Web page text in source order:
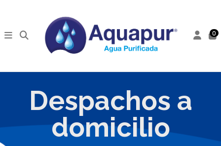
0
Despachos a
domicilio